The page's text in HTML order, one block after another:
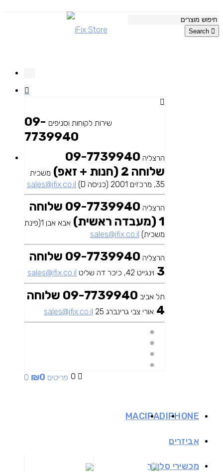
Search
שירות לקוחות וסניפים 09-
7739940
הרצליה 09-7739940
שלוחה 2 (חנות + זאפ)
משכית
35, מרכזים 2001 (כניסה D)
sales@ifix.co.il
הרצליה
09-7739940 שלוחה
1 (מעבדה ראשית)
אבא אבן 1(פינת
משכית) sales@ifix.co.il
הרצליה
09-7739940 שלוחה
3 וינגייט 42, כיכר דה שליט sales@ifix.co.il
תל אביב
09-7739940 שלוחה
4 אורי צבי גרינברג 25 sales@ifix.co.il
0 0 פריטים ₪0
IPHONE
IPAD
MAC
אביזרים
מכשירי סלולר